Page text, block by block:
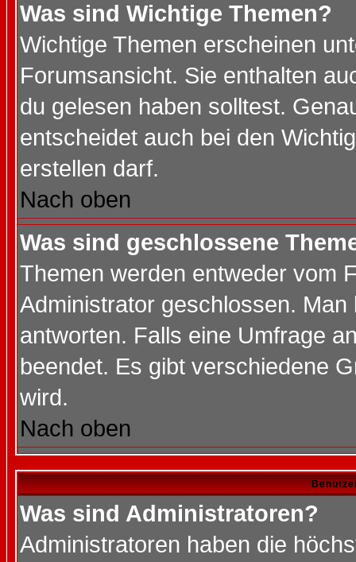
Was sind Wichtige Themen?
Wichtige Themen erscheinen
Forumsansicht. Sie enthalten
du gelesen haben solltest.
entscheidet auch bei den
erstellen darf.
Nach oben
Was sind geschlossene
Themen werden entweder vom
Administrator geschlossen.
antworten. Falls eine Umfrage
beendet. Es gibt verschiedene
wird.
Nach oben
Was sind Administratoren?
Administratoren haben die